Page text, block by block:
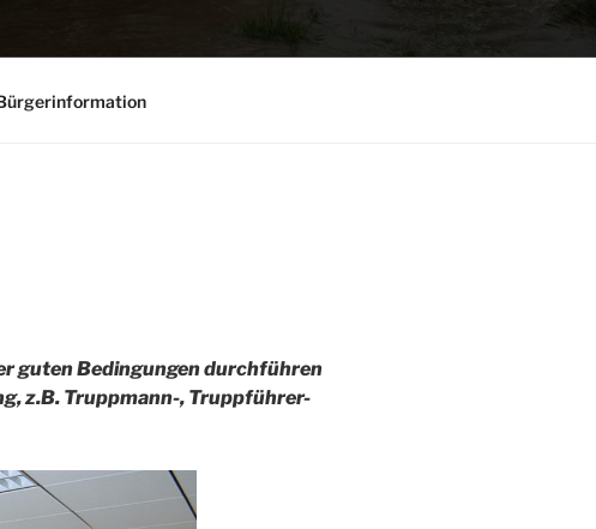
guten Bedingungen durchführen
z.B. Truppmann-, Truppführer-